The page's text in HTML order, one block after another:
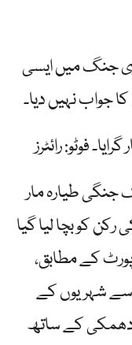
جنگ میں ایسی
جواب نہیں دیا۔
جنگی طیارہ مار
کو بچا لیا گیا
کے مطابق،
سے شہریوں کے
دھمکی کے ساتھ